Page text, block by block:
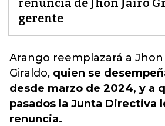
renuncia de Jhon Jairo
gerente
Arango reemplazará a Jhon
Giraldo, quien se
desde marzo de 2024, y a
pasados la Junta Directiva
renuncia.